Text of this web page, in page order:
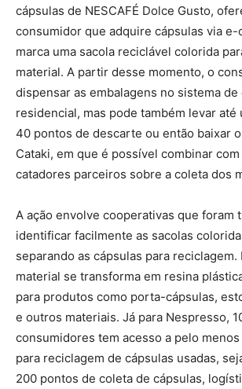
cápsulas de NESCAFÉ Dolce Gusto,
consumidor que adquire cápsulas via e-
marca uma sacola reciclável colorida
material. A partir desse momento, o
dispensar as embalagens no sistema
residencial, mas pode também levar até
40 pontos de descarte ou então baixar
Cataki, em que é possível combinar
catadores parceiros sobre a coleta dos
A ação envolve cooperativas que foram
identificar facilmente as sacolas
separando as cápsulas para reciclagem.
material se transforma em resina
para produtos como porta-cápsulas,
e outros materiais. Já para Nespresso,
consumidores tem acesso a pelo
para reciclagem de cápsulas usadas,
200 pontos de coleta de cápsulas,